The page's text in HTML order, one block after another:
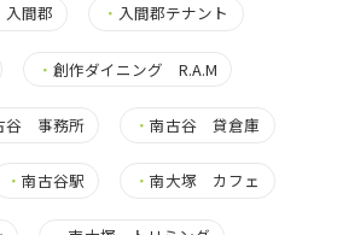
入間郡 ・ 入間郡テナント
・創作ダイニング R.A.M
谷 事務所 ・南古谷 貸倉庫
・南古谷駅 ・南大塚 カフェ